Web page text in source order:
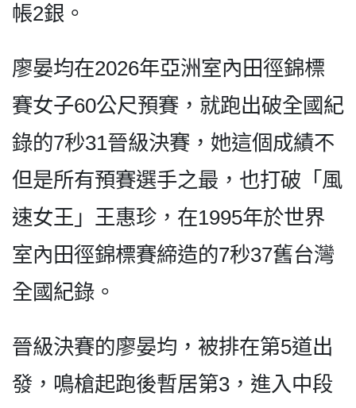
帳2銀。
廖晏均在2026年亞洲室內田徑錦標
賽女子60公尺預賽，就跑出破全國紀
錄的7秒31晉級決賽，她這個成績不
但是所有預賽選手之最，也打破「風
速女王」王惠珍，在1995年於世界
室內田徑錦標賽締造的7秒37舊台灣
全國紀錄。
晉級決賽的廖晏均，被排在第5道出
發，鳴槍起跑後暫居第3，進入中段